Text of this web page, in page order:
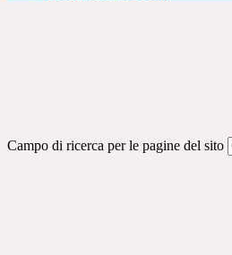
Campo di ricerca per le pagine del sito